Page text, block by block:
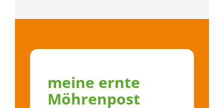
meine ernte
Möhrenpost